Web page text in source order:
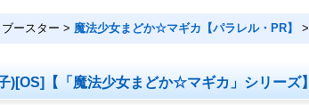
ースター > 魔法少女まどか☆マギカ【パラレル・PR】 >
)[OS]【「魔法少女まどか☆マギカ」シリーズ】